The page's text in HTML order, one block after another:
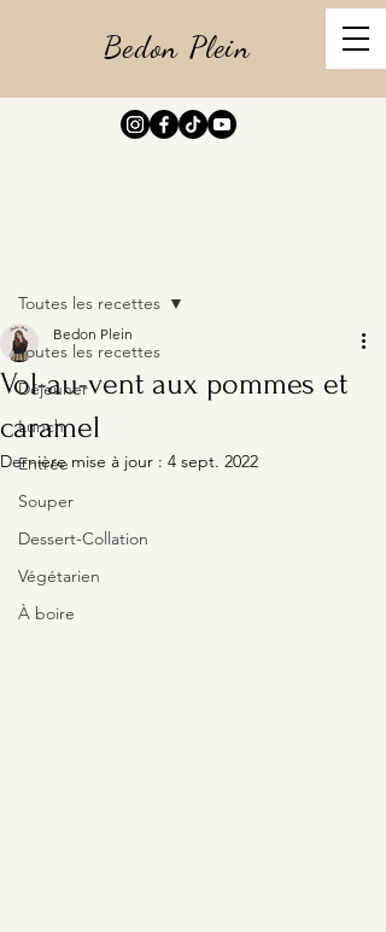
Bedon Plein
Toutes les recettes
Déjeuner
Lunch
Entrée
Souper
Dessert-Collation
Végétarien
À boire
Toutes les recettes
Vol-au-vent aux pommes et
caramel
Bedon Plein
Dernière mise à jour : 4 sept. 2022